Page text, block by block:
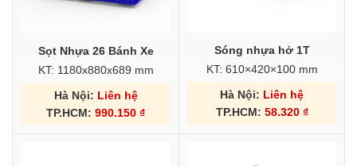
Sọt Nhựa 26 Bánh Xe
KT: 1180x880x689 mm
Hà Nội: Liên hệ
TP.HCM: 990.150 ₫
Sóng nhựa hở 1T
KT: 610×420×100 mm
Hà Nội: Liên hệ
TP.HCM: 58.320 ₫